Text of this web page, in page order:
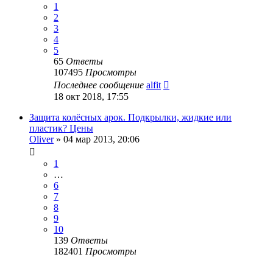
1
2
3
4
5
65 Ответы
107495 Просмотры
Последнее сообщение alfit
18 окт 2018, 17:55
Защита колёсных арок. Подкрылки, жидкие или
пластик? Цены
Oliver» 04 мар 2013, 20:06
1
…
6
7
8
9
10
139 Ответы
182401 Просмотры